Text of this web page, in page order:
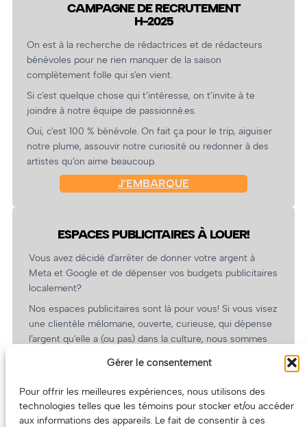
Gérer le consentement
Pour offrir les meilleures expériences, nous utilisons des
technologies telles que les témoins pour stocker et/ou accéder
aux informations des appareils. Le fait de consentir à ces
CAMPAGNE DE RECRUTEMENT
H-2025
On est à la recherche de rédactrices et de rédacteurs
bénévoles pour ne rien manquer de la saison
complètement folle qui s’en vient.
Si c’est quelque chose qui t’intéresse, on t’invite à te
joindre à notre équipe de passionné.es.
Oui, c’est 100 % bénévole. On fait ça pour le trip, aiguiser
notre plume, assouvir notre curiosité ou redonner à des
artistes qu’on aime beaucoup.
J’EMBARQUE
ESPACES PUBLICITAIRES À LOUER!
Vous avez décidé d’arrêter de donner votre argent à
Meta et Google et de dépenser vos budgets publicitaires
localement?
Nos espaces publicitaires sont là pour vous! Si vous visez
une clientèle mélomane, ouverte, curieuse, qui dépense
l’argent qu’elle a (ou pas) dans la culture, nous sommes
revient.
(Oui, on va avoir des tarifs spéciaux pour vous, les